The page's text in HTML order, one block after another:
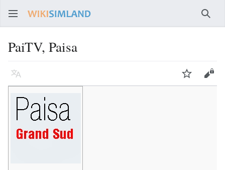
PaiTV, Paisa
Langue Suivre